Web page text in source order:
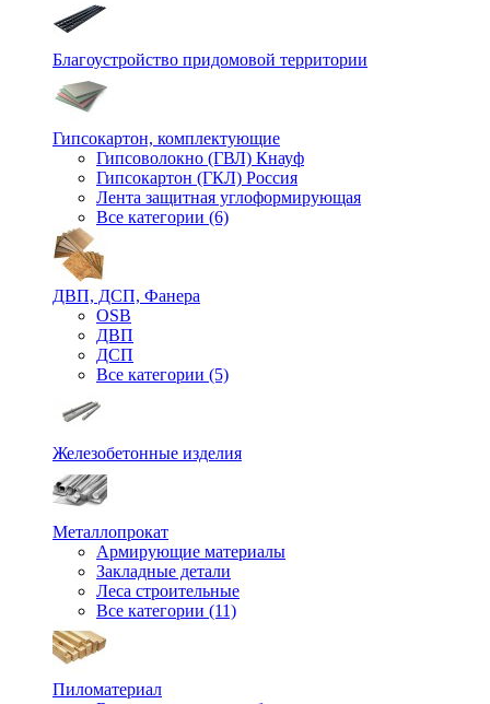
Благоустройство придомовой территории
Гипсокартон, комплектующие
Гипсоволокно (ГВЛ) Кнауф
Гипсокартон (ГКЛ) Россия
Лента защитная углоформирующая
Все категории (6)
ДВП, ДСП, Фанера
OSB
ДВП
ДСП
Все категории (5)
Железобетонные изделия
Металлопрокат
Армирующие материалы
Закладные детали
Леса строительные
Все категории (11)
Пиломатериал